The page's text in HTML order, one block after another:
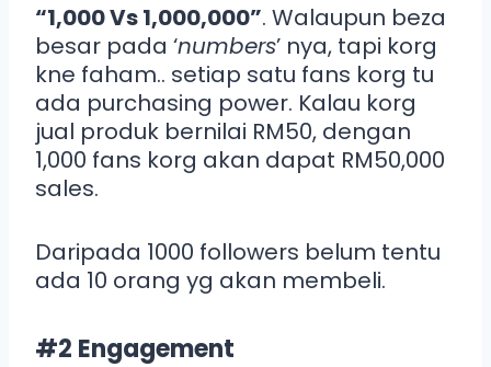
“1,000 Vs 1,000,000”. Walaupun beza
besar pada ‘numbers’ nya, tapi korg
kne faham.. setiap satu fans korg tu
ada purchasing power. Kalau korg
jual produk bernilai RM50, dengan
1,000 fans korg akan dapat RM50,000
sales.
Daripada 1000 followers belum tentu
ada 10 orang yg akan membeli.
#2 Engagement